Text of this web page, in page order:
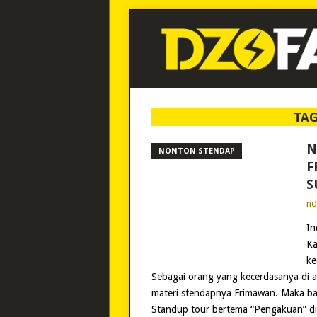
NONTON STENDAP
Sebagai orang yang kecerdasanya di
materi stendapnya Frimawan. Maka
Standup tour bertema “Pengakuan”